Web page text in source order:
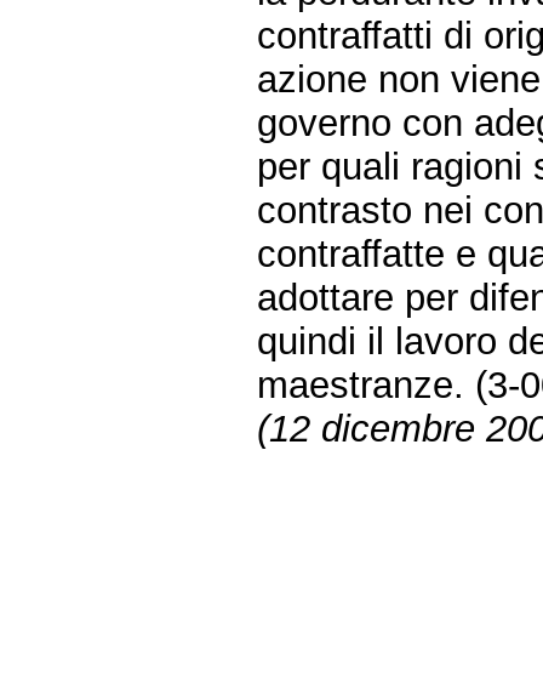
contraffatti di
azione non
governo con
per quali ragioni
contrasto nei
contraffatte e
adottare per
quindi il lavoro
maestranze. (3-
(12 dicembre